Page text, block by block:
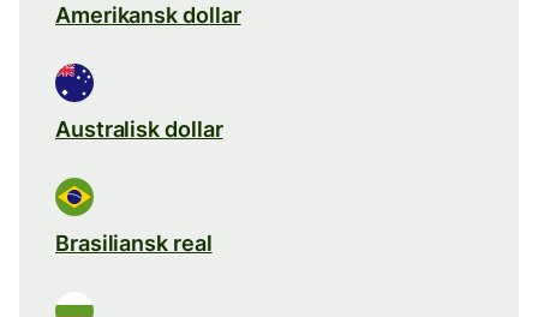
Amerikansk dollar
Australisk dollar
Brasiliansk real